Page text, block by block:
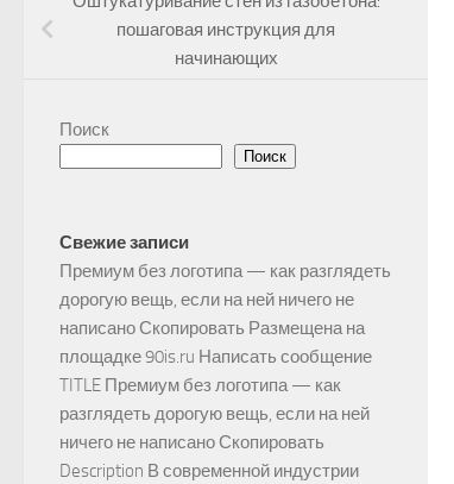
пошаговая инструкция для
начинающих
Поиск
Поиск
Свежие записи
Премиум без логотипа — как разглядеть
дорогую вещь, если на ней ничего не
написано Скопировать Размещена на
площадке 90is.ru Написать сообщение
TITLE Премиум без логотипа — как
разглядеть дорогую вещь, если на ней
ничего не написано Скопировать
Description В современной индустрии